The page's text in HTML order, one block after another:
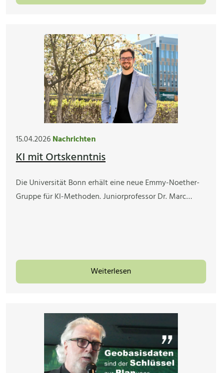
15.04.2026Nachrichten
KI mit Ortskenntnis
Die Universität Bonn erhält eine neue Emmy-Noether-
Gruppe für KI-Methoden. Juniorprofessor Dr. Marc…
Weiterlesen